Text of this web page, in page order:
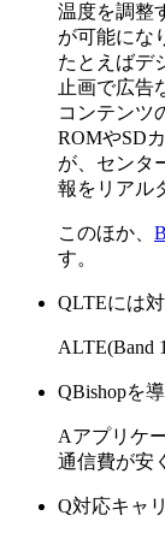
温度を調整
が可能にな
たとえばデ
止画で広告
コンテンツ
ROMやSD
が、センタ
報をリアル
このほか、
す。
QLTEには
ALTE(Band
QBishopを
Aアプリケ
通信費が安
Q対応キャ